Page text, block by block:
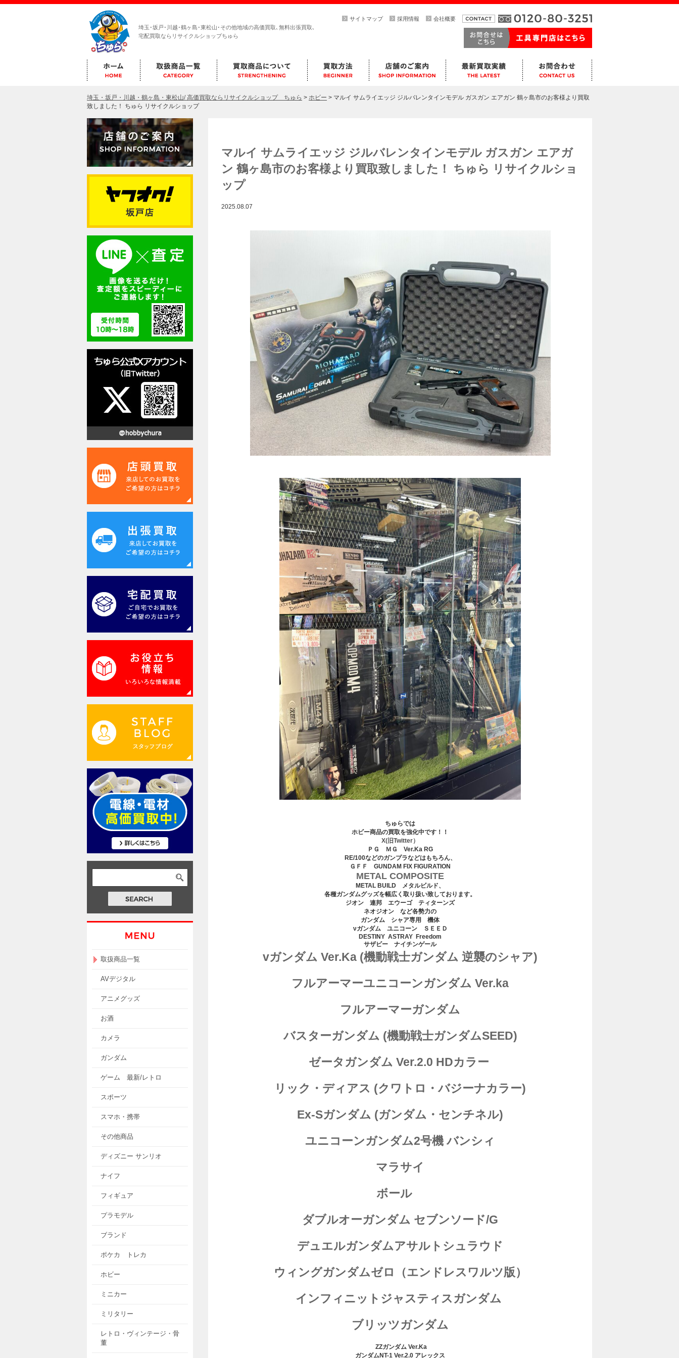
埼玉･坂戸･川越･鶴ヶ島･東松山･その他地域の高価買取､無料出張買取､
宅配買取ならリサイクルショップちゅら
サイトマップ 採用情報 会社概要
埼玉・坂戸・川越・鶴ヶ島・東松山/ 高価買取ならリサイクルショップ ちゅら > ホビー > マルイ サムライエッジ ジルバレンタインモデル ガスガン エアガン 鶴ヶ島市のお客様より買取
致しました！ ちゅら リサイクルショップ
マルイ サムライエッジ ジルバレンタインモデル ガスガン エアガ
ン 鶴ヶ島市のお客様より買取致しました！ ちゅら リサイクルショ
ップ
2025.08.07
ちゅらでは
ホビー商品の買取を強化中です！！
X(旧Twitter）
ＰＧ ＭＧ Ver.Ka RG
RE/100などのガンプラなどはもちろん、
ＧＦＦ GUNDAM FIX FIGURATION
METAL COMPOSITE
METAL BUILD メタルビルド、
各種ガンダムグッズを幅広く取り扱い致しております。
ジオン 連邦 エウーゴ ティターンズ
ネオジオン など各勢力の
ガンダム シャア専用 機体
νガンダム ユニコーン ＳＥＥＤ
DESTINY ASTRAY Freedom
サザビー ナイチンゲール
vガンダム Ver.Ka (機動戦士ガンダム 逆襲のシャア)
フルアーマーユニコーンガンダム Ver.ka
フルアーマーガンダム
バスターガンダム (機動戦士ガンダムSEED)
ゼータガンダム Ver.2.0 HDカラー
リック・ディアス (クワトロ・バジーナカラー)
Ex-Sガンダム (ガンダム・センチネル)
ユニコーンガンダム2号機 バンシィ
マラサイ
ボール
ダブルオーガンダム セブンソード/G
デュエルガンダムアサルトシュラウド
ウィングガンダムゼロ（エンドレスワルツ版）
インフィニットジャスティスガンダム
ブリッツガンダム
ZZガンダム Ver.Ka
ガンダムNT-1 Ver.2.0 アレックス
取扱商品一覧
AVデジタル
アニメグッズ
お酒
カメラ
ガンダム
ゲーム 最新/レトロ
スポーツ
スマホ・携帯
その他商品
ディズニー サンリオ
ナイフ
フィギュア
プラモデル
ブランド
ポケカ トレカ
ホビー
ミニカー
ミリタリー
レトロ・ヴィンテージ・骨
董